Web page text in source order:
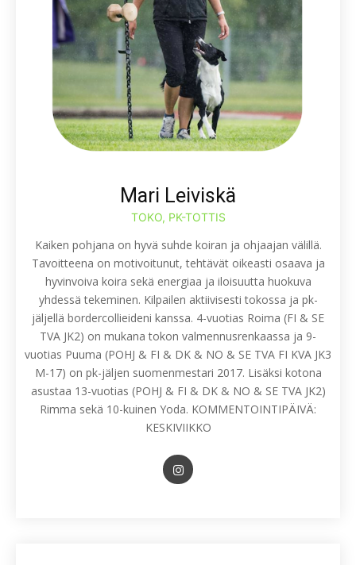
Mari Leiviskä
TOKO, PK-TOTTIS
Kaiken pohjana on hyvä suhde koiran ja ohjaajan välillä.
Tavoitteena on motivoitunut, tehtävät oikeasti osaava ja
hyvinvoiva koira sekä energiaa ja iloisuutta huokuva
yhdessä tekeminen. Kilpailen aktiivisesti tokossa ja pk-
jäljellä bordercollieideni kanssa. 4-vuotias Roima (FI & SE
TVA JK2) on mukana tokon valmennusrenkaassa ja 9-
vuotias Puuma (POHJ & FI & DK & NO & SE TVA FI KVA JK3
M-17) on pk-jäljen suomenmestari 2017. Lisäksi kotona
asustaa 13-vuotias (POHJ & FI & DK & NO & SE TVA JK2)
Rimma sekä 10-kuinen Yoda. KOMMENTOINTIPÄIVÄ:
KESKIVIIKKO